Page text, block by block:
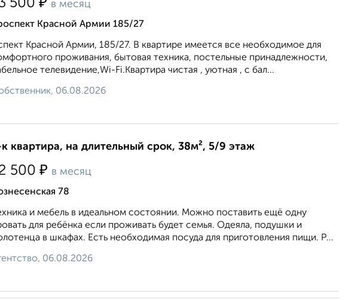
500 в месяц
Красной Армии 185/27
Красной Армии, 185/27. В квартире имеется все необходимое для
проживания, бытовая техника, постельные принадлежности,
телевидение,Wi-Fi.Квартира чистая , уютная , с бал...
06.08.2026
к квартира, на длительный срок, 38м², 5/9 этаж
500 ₽ в месяц
78
и мебель в идеальном состоянии. Можно поставить ещё одну
для ребёнка если проживать будет семья. Одеяла, подушки и
в шкафах. Есть необходимая посуда для приготовления пищи. Р...
06.08.2026